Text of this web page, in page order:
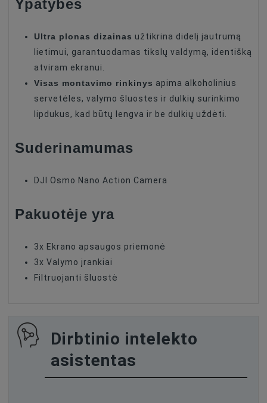
Ultra plonas dizainas užtikrina didelį jautrumą
lietimui, garantuodamas tikslų valdymą, identišką
atviram ekranui.
Visas montavimo rinkinys apima alkoholinius
servetėles, valymo šluostes ir dulkių surinkimo
lipdukus, kad būtų lengva ir be dulkių uždėti.
Suderinamumas
DJI Osmo Nano Action Camera
Pakuotėje yra
3x Ekrano apsaugos priemonė
3x Valymo įrankiai
Filtruojanti šluostė
Dirbtinio intelekto
asistentas